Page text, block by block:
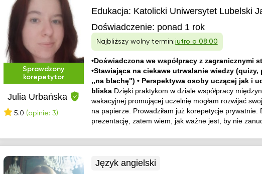
Sprawdzony
korepetytor
Julia Urbańska
5.0 (opinie: 3)
Edukacja: Katolicki Uniwersytet Lubelski
Doświadczenie: ponad 1 rok
Najbliższy wolny termin:jutro o 08:00
•Doświadczona we współpracy z zagranicznymi
•Stawiająca na ciekawe utrwalanie wiedzy (quizy,
,,na blachę") • Perspektywa osoby uczącej jak i
bliska Dzięki praktykom w dziale współpracy
wakacyjnej promującej uczelnię mogłam rozwijać
na papierze. Prowadziłam już korepetycje prywatnie.
prezentację, zatem wiem, jak ważne jest, by nie
Język angielski